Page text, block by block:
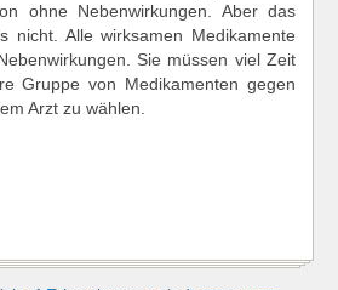
ohne Nebenwirkungen. Aber das
nicht. Alle wirksamen Medikamente
Sie müssen viel Zeit
Gruppe von Medikamenten gegen
Arzt zu wählen.